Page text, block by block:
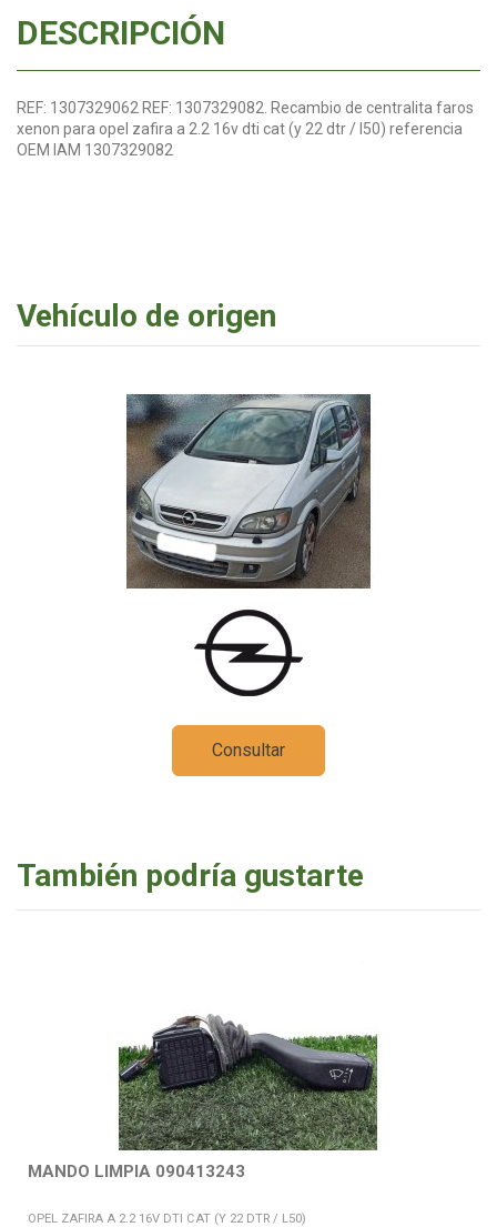
DESCRIPCIÓN
REF: 1307329062 REF: 1307329082. Recambio de centralita faros
xenon para opel zafira a 2.2 16v dti cat (y 22 dtr / l50) referencia
OEM IAM 1307329082
Vehículo de origen
Consultar
También podría gustarte
MANDO LIMPIA 090413243
OPEL ZAFIRA A 2.2 16V DTI CAT (Y 22 DTR / L50)